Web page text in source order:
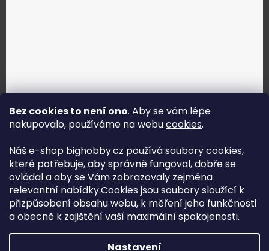
Bez cookies to není ono. Aby se vám lépe
nakupovalo, používáme na webucookies.
Náš e-shop bighobby.cz používá soubory cookies,
které potřebuje, aby správně fungoval, dobře se
ovládal a aby se Vám zobrazovaly zejména
relevantní nabídky.Cookies jsou soubory sloužící k
přizpůsobení obsahu webu, k měření jeho funkčnosti
a obecně k zajištění vaší maximální spokojenosti.
Nastavení
Jak vybrat správné servo?
Najít správné servo
Copyright (c) 2016 -2026 Big hobby.cz - všechna práva